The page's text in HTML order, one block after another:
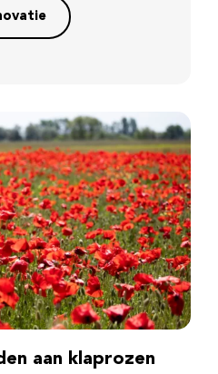
aan klaprozen